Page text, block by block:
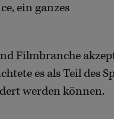
ein ganzes
Filmbranche
es als Teil des
werden können.